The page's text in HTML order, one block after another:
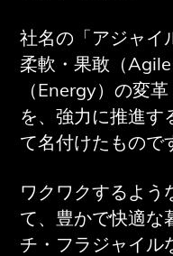
社名の「アジャイ
柔軟・果敢（
（Energy）の変
を、強力に推進す
て名付けたもので
ワクワクするよう
て、豊かで快適な
チ・フラジャイル